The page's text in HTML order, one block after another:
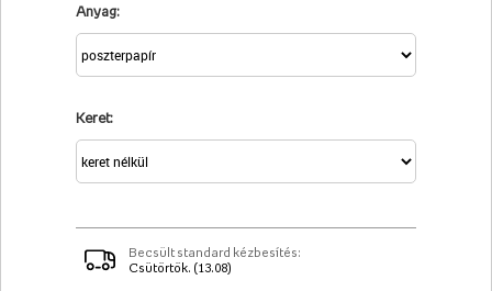
Anyag:
Keret:
Becsült standard kézbesítés:
Csütörtök. (13.08)